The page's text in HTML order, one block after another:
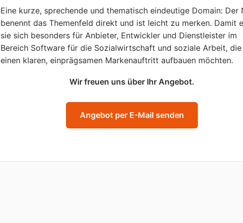
Eine kurze, sprechende und thematisch eindeutige Domain: Der
benennt das Themenfeld direkt und ist leicht zu merken. Damit
sie sich besonders für Anbieter, Entwickler und Dienstleister im
Bereich Software für die Sozialwirtschaft und soziale Arbeit, die
einen klaren, einprägsamen Markenauftritt aufbauen möchten.
Wir freuen uns über Ihr Angebot.
Angebot per E-Mail senden